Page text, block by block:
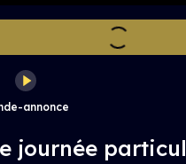
annonce
journée